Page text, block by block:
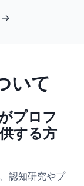
→
いて
プロフ
する方
認知研究やプ